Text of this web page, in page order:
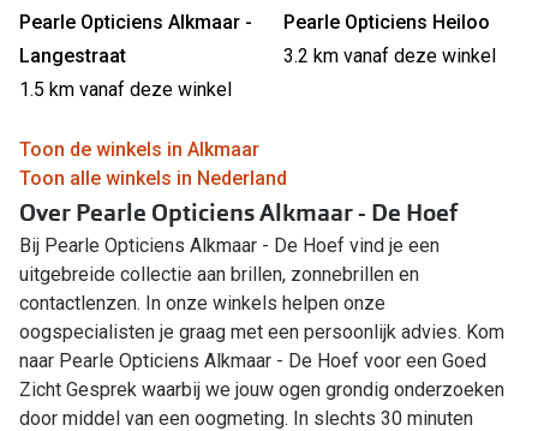
Pearle Opticiens Alkmaar -
Langestraat
1.5 km vanaf deze winkel
Pearle Opticiens Heiloo
3.2 km vanaf deze winkel
Toon de winkels in Alkmaar
Toon alle winkels in Nederland
Over Pearle Opticiens Alkmaar - De Hoef
Bij Pearle Opticiens Alkmaar - De Hoef vind je een
uitgebreide collectie aan brillen, zonnebrillen en
contactlenzen. In onze winkels helpen onze
oogspecialisten je graag met een persoonlijk advies. Kom
naar Pearle Opticiens Alkmaar - De Hoef voor een Goed
Zicht Gesprek waarbij we jouw ogen grondig onderzoeken
door middel van een oogmeting. In slechts 30 minuten